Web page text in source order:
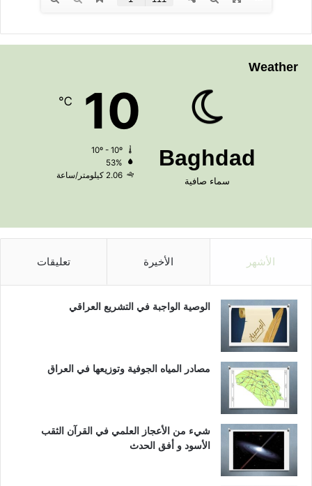
Weather
Baghdad
سماء صافية
10
℃
53%
2.06 كيلومتر/ساعة
الأشهر الأخيرة تعليقات
الوصية الواجبة في التشريع العراقي
مصادر المياه الجوفية وتوزيعها في العراق
شيء من الأعجاز العلمي في القرآن الثقب
الأسود و أفق الحدث